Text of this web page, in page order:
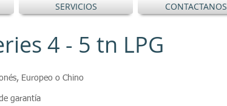
SERVICIOS CONTACTANOS
4 - 5 tn LPG
Europeo o Chino
garantía